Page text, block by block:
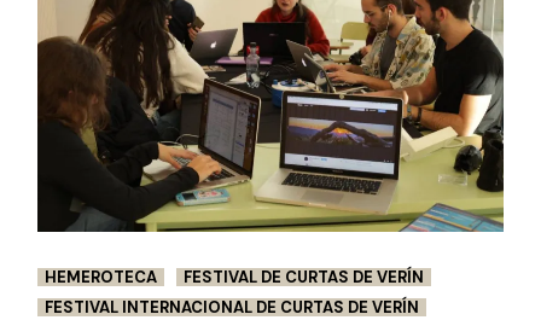
HEMEROTECA
FESTIVAL DE CURTAS DE VERÍN
FESTIVAL INTERNACIONAL DE CURTAS DE VERÍN